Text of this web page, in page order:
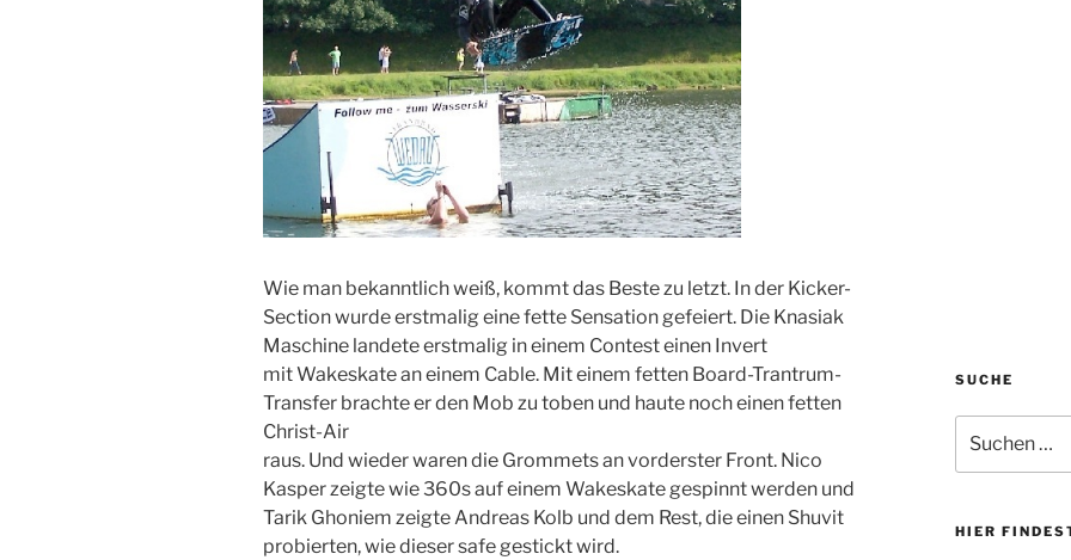
Wie man bekanntlich weiß, kommt das Beste zu letzt. In der Kicker-
Section wurde erstmalig eine fette Sensation gefeiert. Die Knasiak
Maschine landete erstmalig in einem Contest einen Invert
mit Wakeskate an einem Cable. Mit einem fetten Board-Trantrum-
Transfer brachte er den Mob zu toben und haute noch einen fetten
Christ-Air
raus. Und wieder waren die Grommets an vorderster Front. Nico
Kasper zeigte wie 360s auf einem Wakeskate gespinnt werden und
Tarik Ghoniem zeigte Andreas Kolb und dem Rest, die einen Shuvit
probierten, wie dieser safe gestickt wird.
SUCHE
nach:
HIER